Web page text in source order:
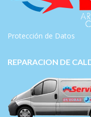
Protección de Datos
REPARACION DE